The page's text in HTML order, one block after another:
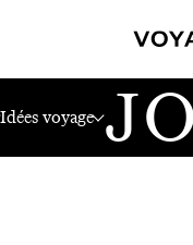
Idées voyage